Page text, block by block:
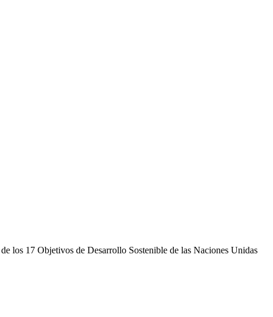
los 17 Objetivos de Desarrollo Sostenible de las Naciones Unidas